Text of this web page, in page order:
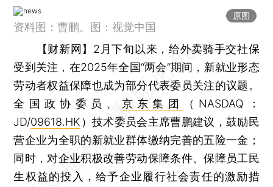
原图
资料图：曹鹏。图：视觉中国
【财新网】 2月下旬以来，给外卖骑手交社保
受到关注，在2025年全国“两会”期间，新就业形态
劳动者权益保障也成为部分代表委员关注的议题。
全国政协委员、 京东集团
（NASDAQ：
JD/09618.HK ）技术委员会主席曹鹏建议，鼓励民
营企业为全职的新就业群体缴纳完善的五险一金；
同时，对企业积极改善劳动保障条件、保障员工民
生权益的投入，给予企业履行社会责任的激励措